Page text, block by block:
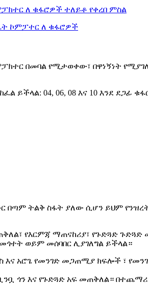
በመባል የሚታወቀው፣ በዋነኝነት
ይችላል: 04, 06, 08 እና 10 እንደ
በጣም ትልቅ ስፋት ያለው ሲሆን ይህም
የእርምጃ ማጠናከሪያ፣ የጉድጓድ
ወይም መሰባበር ሊያገለግል ይችላል።
እና አሮጌ የመንገድ መጋጠሚያ ክፍሎች ፣
ጎን እና የጉድጓድ አፍ መጠቅለል።